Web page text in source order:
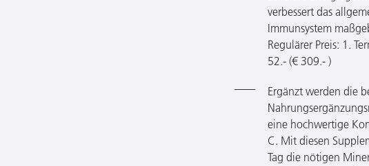
verbessert das
Immunsystem
Regulärer Preis: 1.
52.- (€ 309.- )
Ergänzt werden die
eine hochwertige
C. Mit diesen
Tag die nötigen